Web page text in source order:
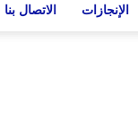
الاتصال بنا الإنجازات